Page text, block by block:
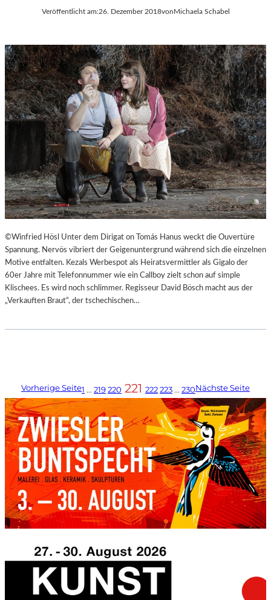
Veröffentlicht am:26. Dezember 2018von Michaela Schabel
©Winfried Hösl Unter dem Dirigat on Tomás Hanus weckt die Ouvertüre
Spannung. Nervös vibriert der Geigenuntergrund während sich die einzelnen
Motive entfalten. Kezals Werbespot als Heiratsvermittler als Gigalo der
60er Jahre mit Telefonnummer wie ein Callboy zielt schon auf simple
Klischees. Es wird noch schlimmer. Regisseur David Bösch macht aus der
„Verkauften Braut“, der tschechischen…
Vorherige Seite1 … 219220 221 222223 … 230Nächste Seite